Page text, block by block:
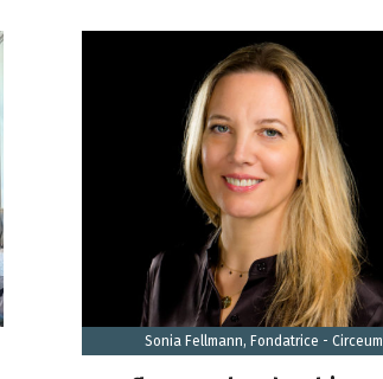
Sonia Fellmann, Fondatrice - Circeum